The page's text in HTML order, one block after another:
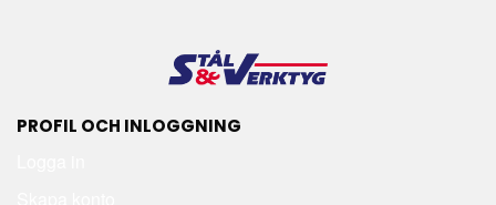
PROFIL OCH INLOGGNING